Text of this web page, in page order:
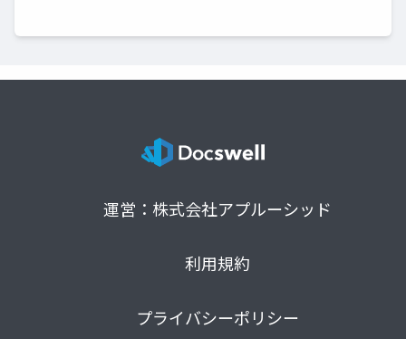
運営：株式会社アプルーシッド
利用規約
プライバシーポリシー